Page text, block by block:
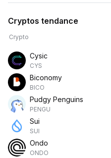
Cryptos tendance
Crypto
Cysic
CYS
Biconomy
BICO
Pudgy Penguins
PENGU
Sui
SUI
Ondo
ONDO